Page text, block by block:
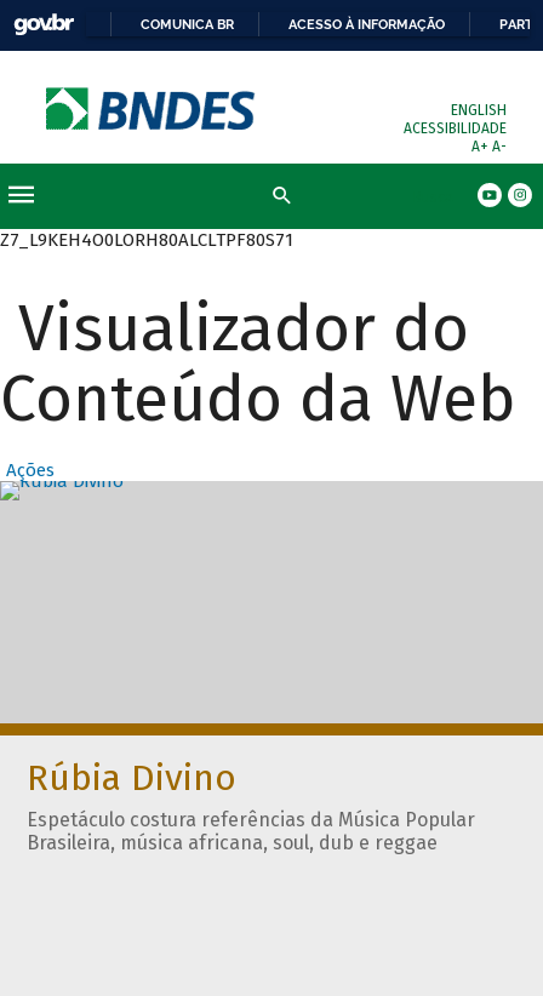
COMUNICA BR ACESSO À INFORMAÇÃO
ENGLISH
ACESSIBILIDADE
A+ A-
Z7_L9KEH4O0LORH80ALCLTPF80S71
Visualizador do
Conteúdo da Web
Ações
Destaques
Rúbia Divino
Espetáculo costura referências da Música Popular
Brasileira, música africana, soul, dub e reggae